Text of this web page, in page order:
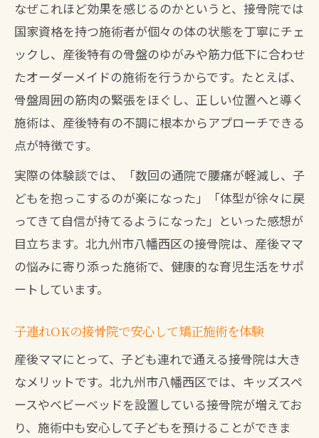
なぜこれほど効果を感じるのかというと、接骨院では
国家資格を持つ施術者が個々の体の状態を丁寧にチェ
ックし、産後特有の骨盤のゆがみや筋力低下に合わせ
たオーダーメイドの施術を行うからです。たとえば、
骨盤周囲の筋肉の緊張をほぐし、正しい位置へと導く
施術は、産後特有の不調に根本からアプローチできる
点が特徴です。
実際の体験談では、「数回の通院で腰痛が軽減し、子
どもを抱っこするのが楽になった」「体型が徐々に戻
ってきて自信が持てるようになった」といった感想が
目立ちます。北九州市八幡西区の接骨院は、産後ママ
の悩みに寄り添った施術で、健康的な育児生活をサポ
ートしています。
子連れOKの接骨院で安心して矯正施術を体験
産後ママにとって、子ども連れで通える接骨院は大き
なメリットです。北九州市八幡西区では、キッズスペ
ースやベビーベッドを設置している接骨院が増えてお
り、施術中も安心して子どもを預けることができま